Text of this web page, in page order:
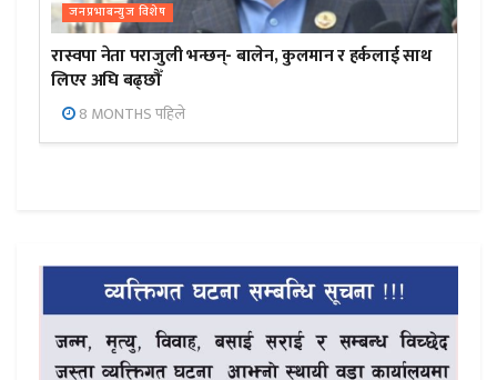
जनप्रभाबन्युज विशेष
रास्वपा नेता पराजुली भन्छन्- बालेन, कुलमान र हर्कलाई साथ
लिएर अघि बढ्छौँ
8 MONTHS पहिले